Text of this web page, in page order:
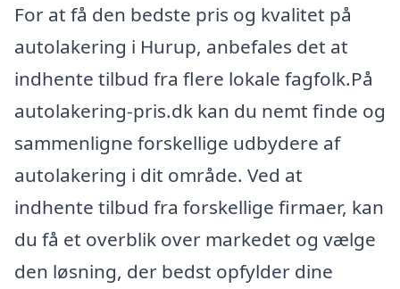
For at få den bedste pris og kvalitet på
autolakering i Hurup, anbefales det at
indhente tilbud fra flere lokale fagfolk.På
autolakering-pris.dk kan du nemt finde og
sammenligne forskellige udbydere af
autolakering i dit område. Ved at
indhente tilbud fra forskellige firmaer, kan
du få et overblik over markedet og vælge
den løsning, der bedst opfylder dine